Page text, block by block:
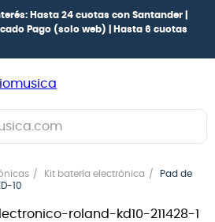
Hasta 24 cuotas con Santander |
Pago (solo web) |
Hasta 6 cuotas
Kit batería electrónica
Pad de
10